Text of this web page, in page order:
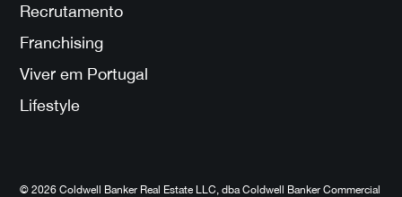
Recrutamento
Franchising
Viver em Portugal
Lifestyle
© 2026 Coldwell Banker Real Estate LLC, dba Coldwell Banker Commercial